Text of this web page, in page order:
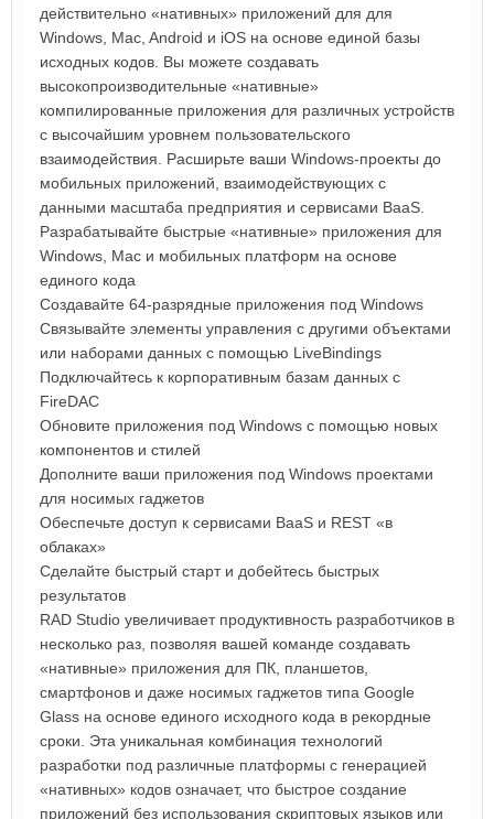
действительно «нативных» приложений для для
Windows, Mac, Android и iOS на основе единой базы
исходных кодов. Вы можете создавать
высокопроизводительные «нативные»
компилированные приложения для различных устройств
с высочайшим уровнем пользовательского
взаимодействия. Расширьте ваши Windows-проекты до
мобильных приложений, взаимодействующих с
данными масштаба предприятия и сервисами BaaS.
Разрабатывайте быстрые «нативные» приложения для
Windows, Mac и мобильных платформ на основе
единого кода
Создавайте 64-разрядные приложения под Windows
Связывайте элементы управления с другими объектами
или наборами данных с помощью LiveBindings
Подключайтесь к корпоративным базам данных с
FireDAC
Обновите приложения под Windows с помощью новых
компонентов и стилей
Дополните ваши приложения под Windows проектами
для носимых гаджетов
Обеспечьте доступ к сервисами BaaS и REST «в
облаках»
Сделайте быстрый старт и добейтесь быстрых
результатов
RAD Studio увеличивает продуктивность разработчиков в
несколько раз, позволяя вашей команде создавать
«нативные» приложения для ПК, планшетов,
смартфонов и даже носимых гаджетов типа Google
Glass на основе единого исходного кода в рекордные
сроки. Эта уникальная комбинация технологий
разработки под различные платформы с генерацией
«нативных» кодов означает, что быстрое создание
приложений без использования скриптовых языков или